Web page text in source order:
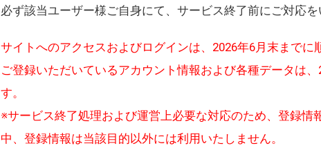
必ず該当ユーザー様ご自身にて、サービス終了前にご対応
サイトへのアクセスおよびログインは、2026年6月末までに
ご登録いただいているアカウント情報および各種データは
す。
※サービス終了処理および運営上必要な対応のため、登録情
中、登録情報は当該目的以外には利用いたしません。